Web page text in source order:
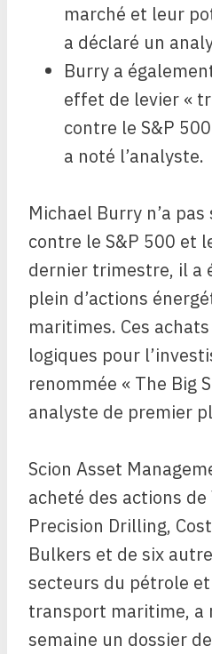
marché et leur
a déclaré un
Burry a
effet de levier «
contre le S&P
a noté l’analyste.
Michael Burry n’a
contre le S&P 500 et
dernier trimestre, il a
plein d’actions
maritimes. Ces
logiques pour
renommée « The Big
analyste de premier
Scion Asset
acheté des actions de
Precision Drilling,
Bulkers et de six
secteurs du pétrole
transport maritime, a
semaine un dossier